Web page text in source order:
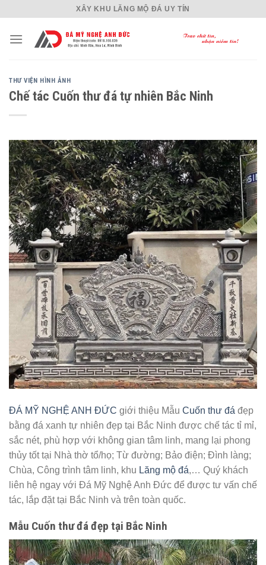
content
XÂY KHU LĂNG MỘ ĐÁ UY TÍN
THƯ VIỆN HÌNH ẢNH
Chế tác Cuốn thư đá tự nhiên Bắc Ninh
ĐÁ MỸ NGHỆ ANH ĐỨC giới thiệu Mẫu Cuốn thư đá đẹp
bằng đá xanh tự nhiên đẹp tại Bắc Ninh được chế tác tỉ mỉ,
sắc nét, phù hợp với không gian tâm linh, mang lại phong
thủy tốt tại Nhà thờ tổ/họ; Từ đường; Bảo điện; Đình làng;
Chùa, Công trình tâm linh, khu Lăng mộ đá,… Quý khách
liên hệ ngay với Đá Mỹ Nghệ Anh Đức để được tư vấn chế
tác, lắp đặt tại Bắc Ninh và trên toàn quốc.
Mẫu Cuốn thư đá đẹp tại Bắc Ninh